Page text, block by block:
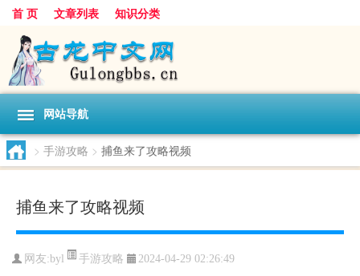
首 页 文章列表 知识分类
网站导航
> 手游攻略 > 捕鱼来了攻略视频
捕鱼来了攻略视频
网友:byl 手游攻略 2024-04-29 02:26:49